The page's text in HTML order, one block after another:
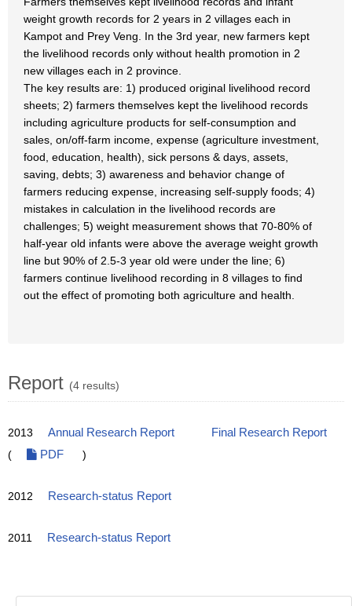
weight growth records for 2 years in 2 villages each in
Kampot and Prey Veng. In the 3rd year, new farmers kept
the livelihood records only without health promotion in 2
new villages each in 2 province.
The key results are: 1) produced original livelihood record
sheets; 2) farmers themselves kept the livelihood records
including agriculture products for self-consumption and
sales, on/off-farm income, expense (agriculture investment,
food, education, health), sick persons & days, assets,
saving, debts; 3) awareness and behavior change of
farmers reducing expense, increasing self-supply foods; 4)
mistakes in calculation in the livelihood records are
challenges; 5) weight measurement shows that 70-80% of
half-year old infants were above the average weight growth
line but 90% of 2.5-3 year old were under the line; 6)
farmers continue livelihood recording in 8 villages to find
out the effect of promoting both agriculture and health.
Report (4 results)
2013 Annual Research Report
Final Research Report
(
PDF )
2012 Research-status Report
2011 Research-status Report